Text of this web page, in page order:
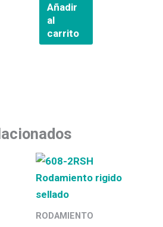
Añadir
al
carrito
RODAMIENTO